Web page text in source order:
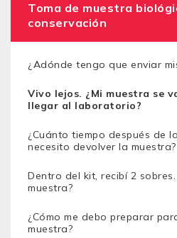
Toma de muestra
conservación
¿Adónde tengo que enviar
Vivo lejos. ¿Mi muestra se
llegar al laboratorio?
¿Cuánto tiempo después de
necesito devolver la muestra?
Dentro del kit, recibí 2
muestra?
¿Cómo me debo preparar
muestra?